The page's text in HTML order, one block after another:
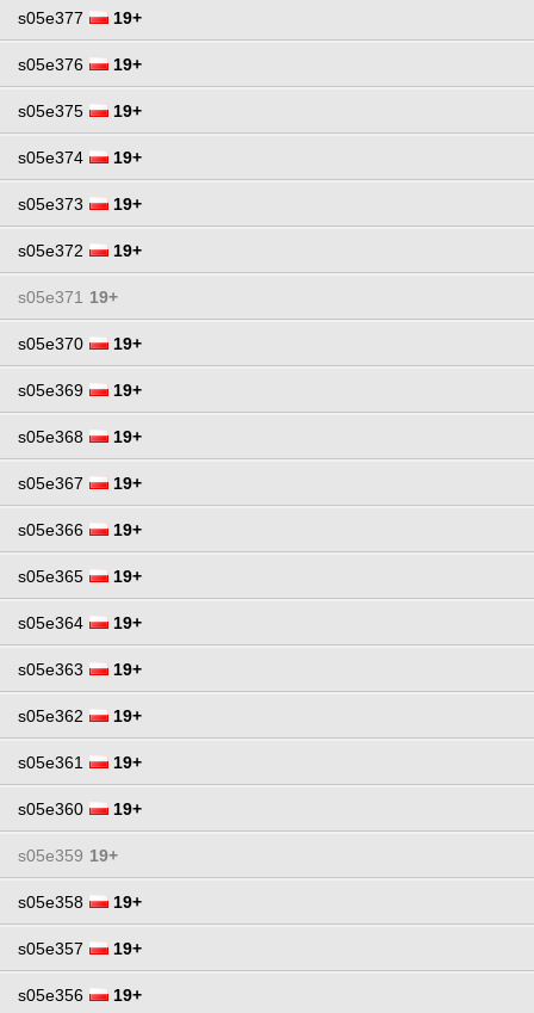
s05e377 19+
s05e376 19+
s05e375 19+
s05e374 19+
s05e373 19+
s05e372 19+
s05e371 19+
s05e370 19+
s05e369 19+
s05e368 19+
s05e367 19+
s05e366 19+
s05e365 19+
s05e364 19+
s05e363 19+
s05e362 19+
s05e361 19+
s05e360 19+
s05e359 19+
s05e358 19+
s05e357 19+
s05e356 19+